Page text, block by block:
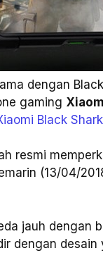
dengan
gaming
Black
resmi
(13/04/
jauh dengan
dengan